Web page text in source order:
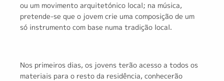
ou um movimento arquitetónico local; na música,
pretende-se que o jovem crie uma composição de um
só instrumento com base numa tradição local.
Nos primeiros dias, os jovens terão acesso a todos os
materiais para o resto da residência, conhecerão